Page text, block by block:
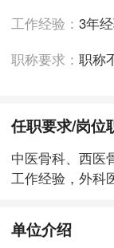
工作经验：3年
职称要求：职称
任职要求/岗位
中医骨科、西医
工作经验，外科
单位介绍